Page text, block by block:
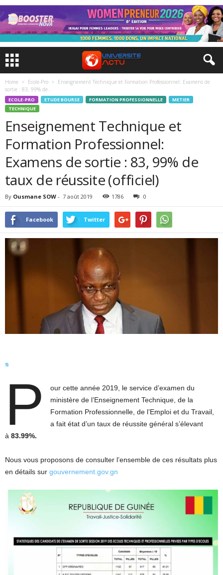
Home Ecole-Pro
Enseignement Technique et Formation Professionnel: Examens de
sortie : 83, 99% de...
ECOLE-PRO ETUDE BOURSE FORMATION PROFESSIONNELLE
METIER
TECHNIQUE
Enseignement Technique et
Formation Professionnel:
Examens de sortie : 83, 99% de
taux de réussite (officiel)
By Ousmane SOW - 7 août 2019 1786 0
Facebook Twitter
s
P
our cette année 2019, le service d’examen du
ministère de l’Enseignement Technique, de la
Formation Professionnelle, de l’Emploi et du Travail,
a fait état d’un taux de réussite général s’élevant
à 83.99%.
Nous vous proposons de consulter l’ensemble de ces résultats plus
en détails sur gouvernement.gov.gn